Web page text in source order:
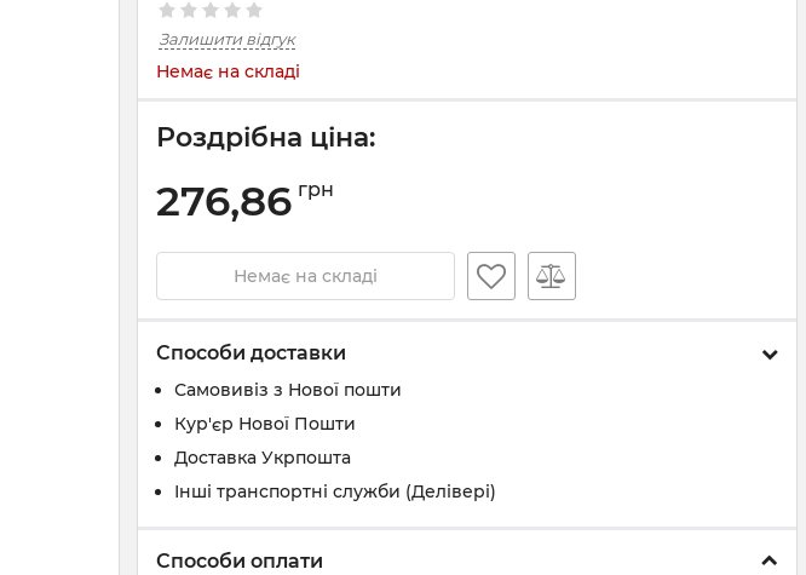
Залишити відгук
Немає на складі
Роздрібна ціна:
276,86 грн
Немає на складі
Способи доставки
Самовивіз з Нової пошти
Кур'єр Нової Пошти
Доставка Укрпошта
Інші транспортні служби (Делівері)
Способи оплати